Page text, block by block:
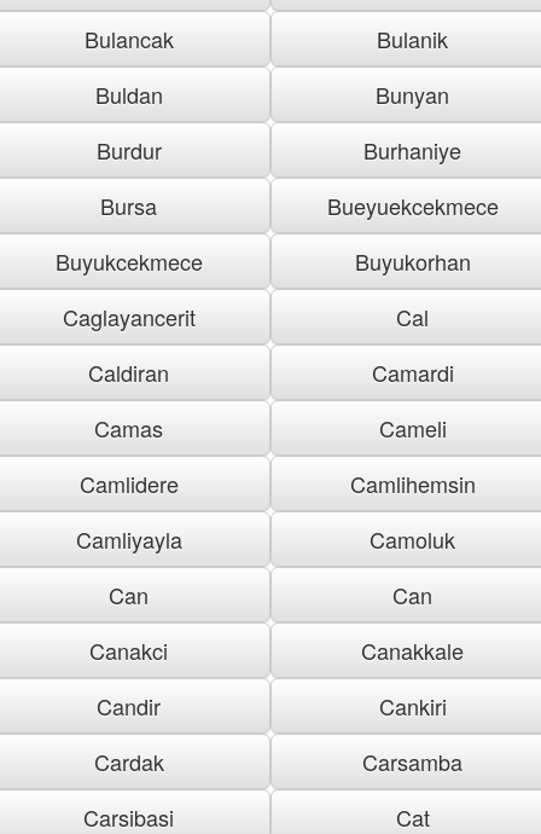
Bulancak
Bulanik
Buldan
Bunyan
Burdur
Burhaniye
Bursa
Bueyuekcekmece
Buyukcekmece
Buyukorhan
Caglayancerit
Cal
Caldiran
Camardi
Camas
Cameli
Camlidere
Camlihemsin
Camliyayla
Camoluk
Can
Can
Canakci
Canakkale
Candir
Cankiri
Cardak
Carsamba
Carsibasi
Cat